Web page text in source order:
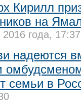
Кирилл
на
2016 года, 17:37
надеются
семьи в